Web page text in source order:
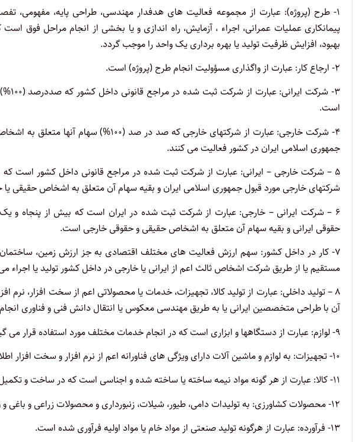
۱- طرح (پروژه): عبارت از مجموعه فعالیت های هدفدار مهندسی، طراحی پایه، مفهومی،
پیمانکاری عملیات عمرانی، اجراء ، آزمایش، راه اندازی و یا بخشی از انجام مراحل فوق
بهبود، افزایش ظرفیت تولید یا بهره برداری یک واحد را موجب گردد.
۲- ارجاع کار: عبارت از واگذاری مسؤولیت انجام طرح (پروژه) است.
۳-
است.
۴- شرکت خارجی: عبارت از شرکتهای خارجی که صد
جمهوری اسلامی ایران در کشور فعالیت می کنند.
شرکتهای خارجی مورد قبول جمهوری اسلامی ایران و بقیه سهام آن متعلق به اشخاص حقیقی یا
حقوقی ایرانی و بقیه سهام آن متعلق به اشخاص حقیقی و حقوقی خارجی است.
۷- کار در داخل کشور: سهم ارزش فعالیت های مختلف اقتصادی به جز ارزش زمین،
مستقیم یا از طریق شرکت اشخاص ثالث اعم از ایرانی یا خارجی در داخل کشور تولید یا اجراء
آن با طراحی متخصصین ایرانی یا به طریق مهندسی معکوس یا انتقال دانش فنی و فناوری
۹- لوازم: عبارت از دستگاهها و ابزاری است که در انجام خدمات مختلف مورد استفاده قرار می گیرد.
۱۰- تجهیزات: به لوازم و ماشین آلات دارای ویژگی های فناورانه اعم از نرم افزار و سخت افزار اطلاق می شود.
۱۱- کالا: عبارت از هر گونه مواد نیمه ساخته یا ساخته شده و اجناسی است که در ساخت و تکمیل پروژه به مصرف می رسد.
۱۲- محصولات کشاورزی: به تولیدات دامی، طیور، شیلات، زنبورداری و محصولات زراعی و باغی و وابسته به آنها اطلاق می شود.
۱۳- فرآورده: عبارت از هرگونه تولید صنعتی از مواد خام یا مواد اولیه فرآوری شده است.